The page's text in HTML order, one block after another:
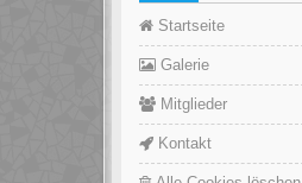
Startseite
Galerie
Mitglieder
Kontakt